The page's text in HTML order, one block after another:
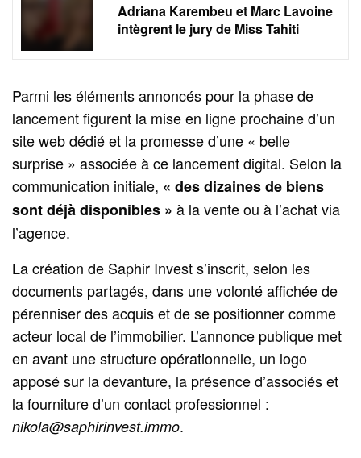
Adriana Karembeu et Marc Lavoine
intègrent le jury de Miss Tahiti
Parmi les éléments annoncés pour la phase de
lancement figurent la mise en ligne prochaine d’un
site web dédié et la promesse d’une « belle
surprise » associée à ce lancement digital. Selon la
communication initiale, « des dizaines de biens
sont déjà disponibles » à la vente ou à l’achat via
l’agence.
La création de Saphir Invest s’inscrit, selon les
documents partagés, dans une volonté affichée de
pérenniser des acquis et de se positionner comme
acteur local de l’immobilier. L’annonce publique met
en avant une structure opérationnelle, un logo
apposé sur la devanture, la présence d’associés et
la fourniture d’un contact professionnel :
nikola@saphirinvest.immo.